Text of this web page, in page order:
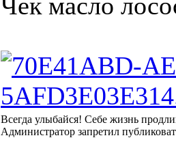
Всегда улыбайся! Себе жизнь
Администратор запретил